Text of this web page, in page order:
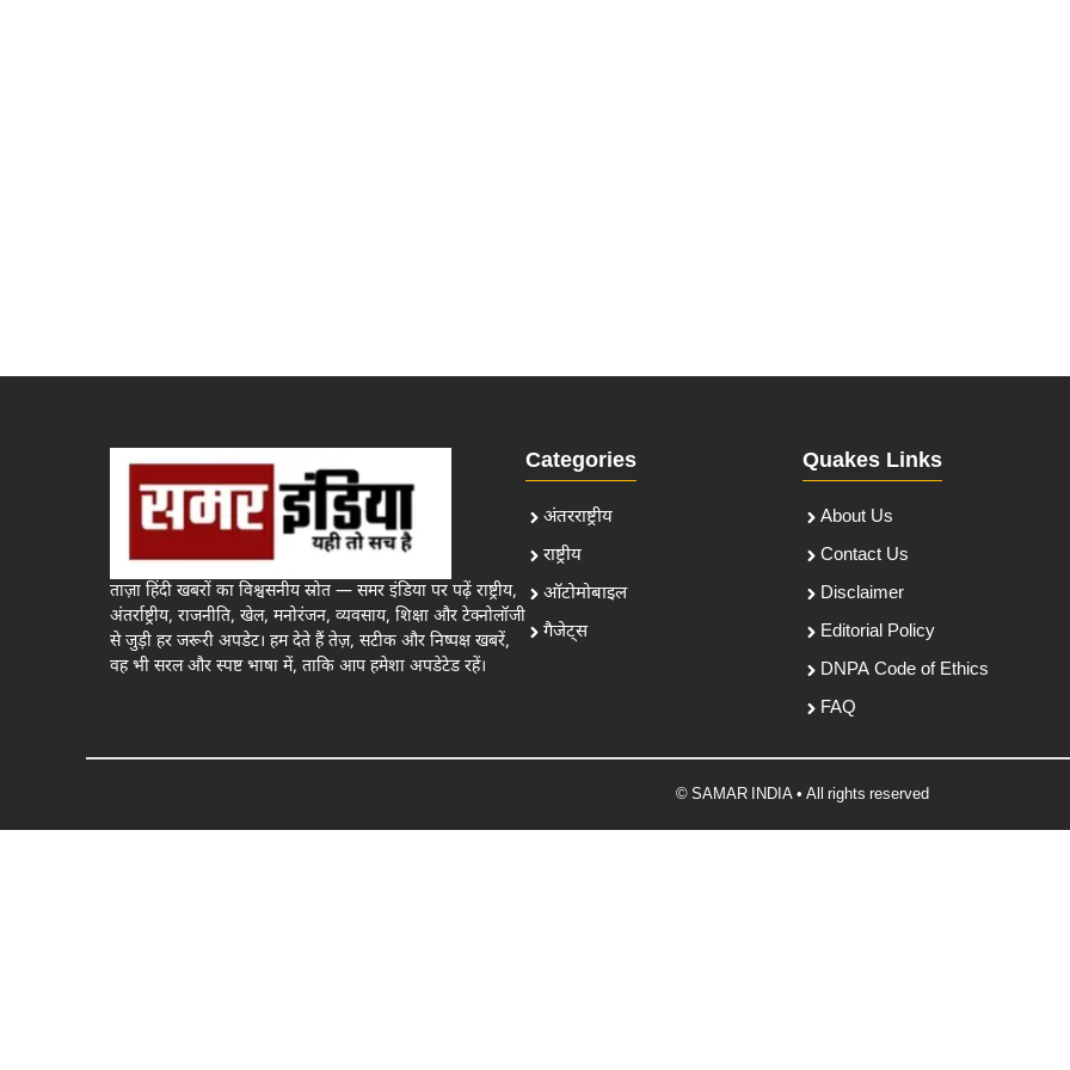
ताज़ा हिंदी खबरों का विश्वसनीय स्रोत — समर इंडिया पर पढ़ें राष्ट्रीय,
अंतर्राष्ट्रीय, राजनीति, खेल, मनोरंजन, व्यवसाय, शिक्षा और टेक्नोलॉजी
से जुड़ी हर जरूरी अपडेट। हम देते हैं तेज़, सटीक और निष्पक्ष खबरें,
वह भी सरल और स्पष्ट भाषा में, ताकि आप हमेशा अपडेटेड रहें।
Categories
अंतरराष्ट्रीय
राष्ट्रीय
ऑटोमोबाइल
गैजेट्स
Quakes Links
About Us
Contact Us
Disclaimer
Editorial Policy
DNPA Code of Ethics
FAQ
© SAMAR INDIA • All rights reserved